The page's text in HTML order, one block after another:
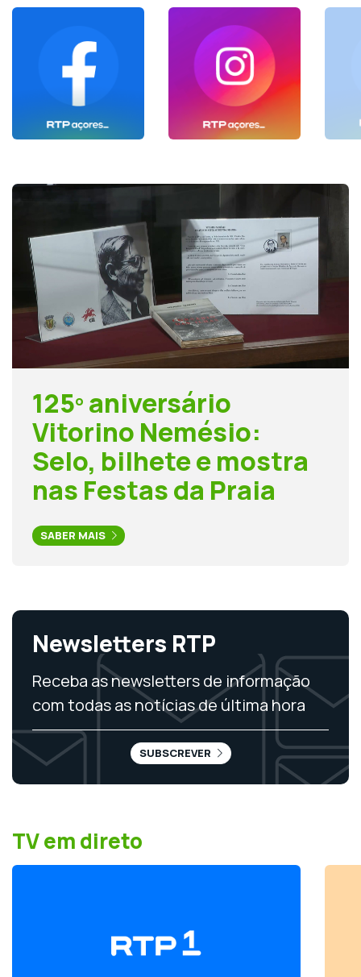
125º aniversário
Vitorino Nemésio:
Selo, bilhete e mostra
nas Festas da Praia
SABER MAIS
Newsletters RTP
Receba as newsletters de informação
com todas as notícias de última hora
SUBSCREVER
TV em direto